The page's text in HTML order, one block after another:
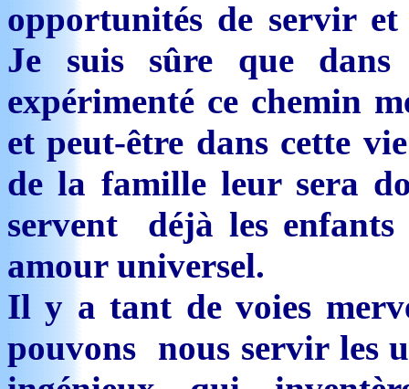
opportunités de servir
Je suis sûre que
expérimenté ce chemin
et peut-être dans cette
de la famille leur sera
servent déjà les
amour universel.
Il y a tant de voies
pouvons nous servir les